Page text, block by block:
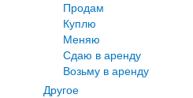
Продам
Куплю
Меняю
Сдаю в аренду
Возьму в аренду
Другое